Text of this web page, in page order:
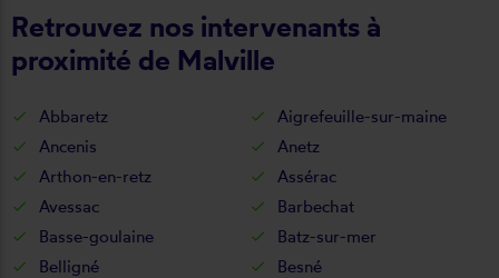
Retrouvez nos intervenants à
proximité de Malville
Abbaretz
Aigrefeuille-sur-maine
Ancenis
Anetz
Arthon-en-retz
Assérac
Avessac
Barbechat
Basse-goulaine
Batz-sur-mer
Belligné
Besné